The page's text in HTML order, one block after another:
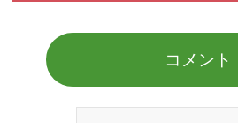
コメント